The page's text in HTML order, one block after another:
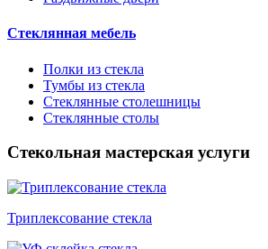
Стеклянная мебель
Полки из стекла
Тумбы из стекла
Стеклянные столешницы
Стеклянные столы
Стекольная мастерская услуги
Триплексование стекла